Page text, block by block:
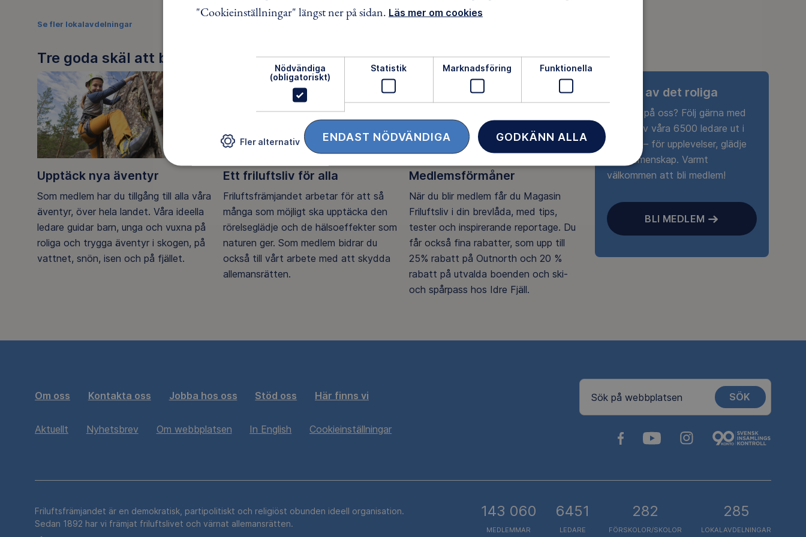
Se fler lokalavdelningar
Tre goda skäl att bli medlem
Upptäck nya äventyr
Som medlem har du tillgång till alla våra
äventyr, över hela landet. Våra ideella
ledare guidar barn, unga och vuxna på
roliga och trygga äventyr i skogen, på
vattnet, snön, isen och på fjället.
Ett friluftsliv för alla
Friluftsfrämjandet arbetar för att så
många som möjligt ska upptäcka den
rörelseglädje och de hälsoeffekter som
naturen ger. Som medlem bidrar du
också till vårt arbete med att skydda
allemansrätten.
Medlemsförmåner
När du blir medlem får du Magasin
Friluftsliv i din brevlåda, med tips,
tester och inspirerande reportage. Du
får också fina rabatter, som upp till
25% rabatt på Outnorth och 20 %
rabatt på utvalda boenden och ski-
och spårpass hos Idre Fjäll.
Ta del av det roliga
Nyfiken på oss? Följ gärna med
någon av våra 6500 ledare ut i
naturen – för upplevelser, glädje
och gemenskap. Varmt
välkommen att bli medlem!
BLI MEDLEM
Om oss Kontakta oss Jobba hos oss Stöd oss Här finns vi
Aktuellt Nyhetsbrev Om webbplatsen In English Cookieinställningar
Sök på webbplatsen SÖK
Friluftsfrämjandet är en demokratisk, partipolitiskt och religiöst obunden ideell organisation.
Sedan 1892 har vi främjat friluftslivet och värnat allemansrätten.
143 060
MEDLEMMAR
6451
LEDARE
282
FÖRSKOLOR/SKOLOR
285
LOKALAVDELNINGAR
"Cookieinställningar" längst ner på sidan. Läs mer om cookies
Nödvändiga
(obligatoriskt)
Statistik Marknadsföring Funktionella
GODKÄNN ALLA
ENDAST NÖDVÄNDIGA
Fler alternativ